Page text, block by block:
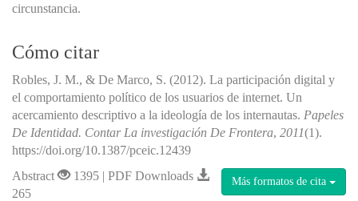
circunstancia.
Cómo citar
Robles, J. M., & De Marco, S. (2012). La participación digital y
el comportamiento político de los usuarios de internet. Un
acercamiento descriptivo a la ideología de los internautas. Papeles
De Identidad. Contar La investigación De Frontera, 2011(1).
https://doi.org/10.1387/pceic.12439
Más formatos de cita
Abstract
1395 | PDF Downloads
265